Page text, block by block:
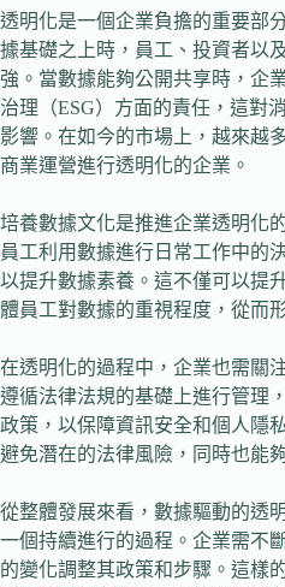
透明化是一個企業負擔的重要部
據基礎之上時，員工、投資者以
強。當數據能夠公開共享時，企
治理（ESG）方面的責任，這對
影響。在如今的市場上，越來越
商業運營進行透明化的企業。
培養數據文化是推進企業透明化
員工利用數據進行日常工作中的
以提升數據素養。這不僅可以提
體員工對數據的重視程度，從而
在透明化的過程中，企業也需關
遵循法律法規的基礎上進行管理
政策，以保障資訊安全和個人隱
避免潛在的法律風險，同時也能
從整體發展來看，數據驅動的透
一個持續進行的過程。企業需不
的變化調整其政策和步驟。這樣